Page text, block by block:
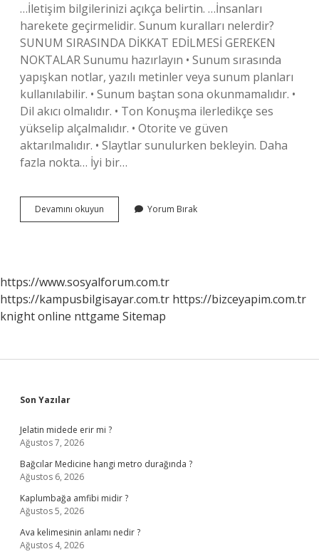
…İletişim bilgilerinizi açıkça belirtin. …İnsanları
harekete geçirmelidir. Sunum kuralları nelerdir?
SUNUM SIRASINDA DİKKAT EDİLMESİ GEREKEN
NOKTALAR Sunumu hazırlayın • Sunum sırasında
yapışkan notlar, yazılı metinler veya sunum planları
kullanılabilir. • Sunum baştan sona okunmamalıdır. •
Dil akıcı olmalıdır. • Ton Konuşma ilerledikçe ses
yükselip alçalmalıdır. • Otorite ve güven
aktarılmalıdır. • Slaytlar sunulurken bekleyin. Daha
fazla nokta… İyi bir…
Devamını okuyun
Konuda
Edilmelidir
Yorum Bırak
https://www.sosyalforum.com.tr
https://kampusbilgisayar.com.tr https://bizceyapim.com.tr
knight online nttgame Sitemap
Sidebar
Son Yazılar
Jelatin midede erir mi ?
Ağustos 7, 2026
Bağcılar Medicine hangi metro durağında ?
Ağustos 6, 2026
Kaplumbağa amfibi midir ?
Ağustos 5, 2026
Ava kelimesinin anlamı nedir ?
Ağustos 4, 2026